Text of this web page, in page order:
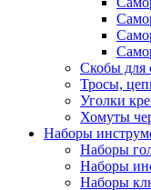
Скобы для
Тросы,
Уголки
Хомуты
Наборы
Наборы
Наборы
Наборы